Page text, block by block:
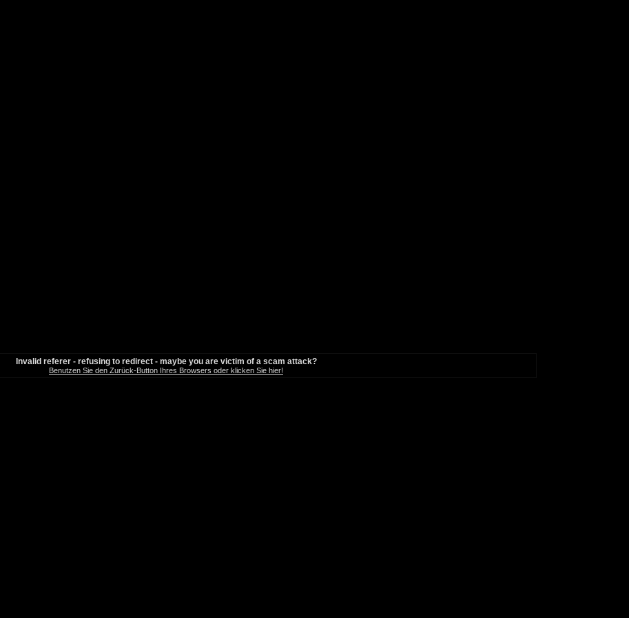
Invalid referer - refusing to redirect - maybe you are victim of a scam attack?
Benutzen Sie den Zurück-Button Ihres Browsers oder klicken Sie hier!